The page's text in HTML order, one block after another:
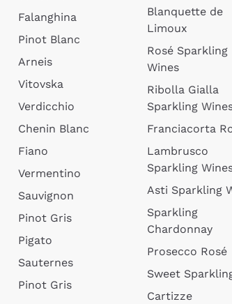
Falanghina
Pinot Blanc
Arneis
Vitovska
Verdicchio
Chenin Blanc
Fiano
Vermentino
Sauvignon
Pinot Gris
Pigato
Sauternes
Pinot Gris
Blanquette de
Limoux
Rosé Sparkling
Wines
Ribolla Gialla
Sparkling
Franciacorta
Lambrusco
Sparkling
Asti Sparkling
Sparkling
Chardonnay
Prosecco Rosé
Sweet
Cartizze